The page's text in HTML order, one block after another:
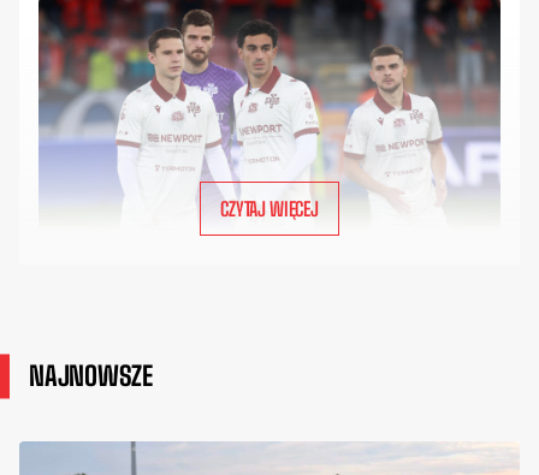
CZYTAJ WIĘCEJ
NAJNOWSZE